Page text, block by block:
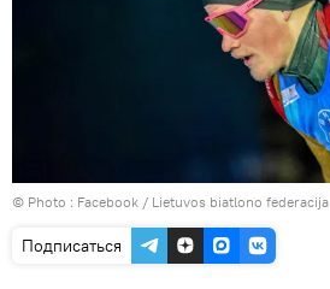
© Photo : Facebook / Lietuvos biatlono federacija
Подписаться